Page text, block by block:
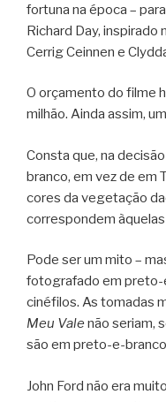
fortuna na época –
Richard Day, inspirado
Cerrig Ceinnen e
O orçamento do filme
milhão. Ainda assim,
Consta que, na
branco, em vez de em
cores da vegetação
correspondem
Pode ser um mito –
fotografado em preto-
cinéfilos. As tomadas
Meu Vale não seriam,
são em preto-e-
John Ford não era